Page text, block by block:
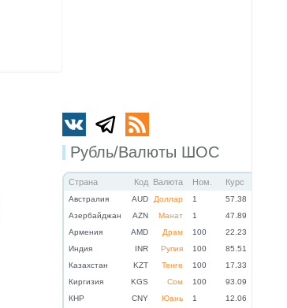
Рубль/Валюты ШОС
Страна Код Валюта Ном. Курс
Австралия AUD Доллар 1
57.38
Азербайджан
AZN Манат 1
47.89
Армения
AMD Драм 100
22.23
Индия
INR Рупия 100
85.51
Казахстан
KZT Тенге 100
17.33
Киргизия
KGS Сом 100
93.09
КНР
CNY Юань 1
12.06